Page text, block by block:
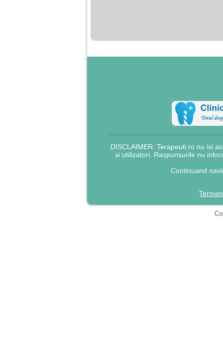
DISCLAIMER: Terapeuti.ro nu isi
si utilizatori. Raspunsurile nu
Continuand